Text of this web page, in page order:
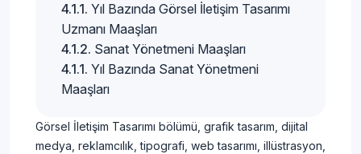
Yıl Bazında Görsel İletişim Tasarımı
Uzmanı Maaşları
Sanat Yönetmeni Maaşları
Yıl Bazında Sanat Yönetmeni
Maaşları
Görsel İletişim Tasarımı bölümü, grafik tasarım, dijital
medya, reklamcılık, tipografi, web tasarımı, illüstrasyon,